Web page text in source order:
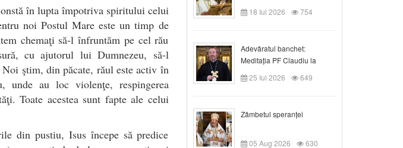
în lupta împotriva spiritului celui
noi Postul Mare este un timp de
chemaţi să-l înfruntăm pe cel rău
cu ajutorul lui Dumnezeu, să-l
ştim, din păcate, răul este activ în
unde au loc violenţe, respingerea
Toate acestea sunt fapte ale celui
din pustiu, Isus începe să predice
duminica a VII-a după Rusalii
18 Iul 2026 754
Adevăratul banchet:
Meditația PF Claudiu la
Duminica a VIII-a după
Rusalii
25 Iul 2026 649
Zâmbetul speranței
05 Aug 2026 630